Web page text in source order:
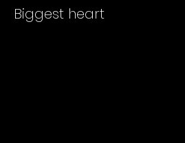
Biggest heart